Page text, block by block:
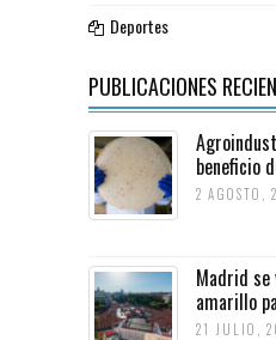
Deportes
PUBLICACIONES
beneficio
2 AGOSTO,
Madrid
amarillo
21 JULIO,